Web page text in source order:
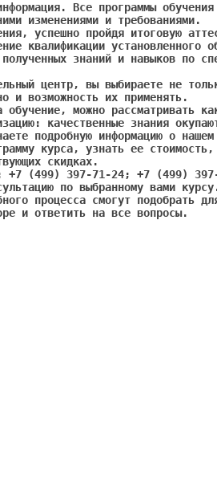
Все программы
изменениями и требованиями.
успешно пройдя итоговую
квалификации установленного
знаний и навыков по
центр, вы выбираете не
и возможность их применять.
обучение, можно рассматривать
качественные знания
подробную информацию о
курса, узнать ее
скидках.
+7 (499) 397-71-24; +7 (499)
по выбранному вами
процесса смогут подобрать
и ответить на все вопросы.